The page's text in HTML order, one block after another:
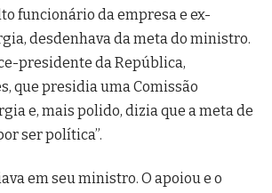
funcionário da empresa e ex-
desdenhava da meta do ministro.
presidente da República,
que presidia uma Comissão
e, mais polido, dizia que a meta de
ser política”.
em seu ministro. O apoiou e o